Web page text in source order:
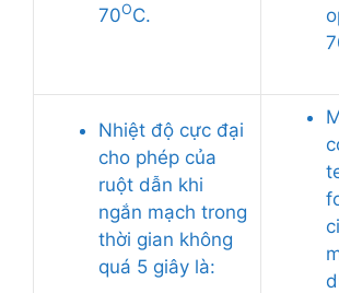
70OC.
Nhiệt độ cực đại
cho phép của
ruột dẫn khi
ngắn mạch trong
thời gian không
quá 5 giây là: